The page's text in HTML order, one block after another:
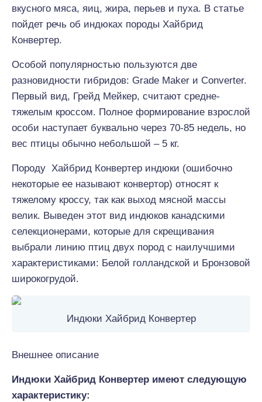
вкусного мяса, яиц, жира, перьев и пуха. В статье
пойдет речь об индюках породы Хайбрид
Конвертер.
Особой популярностью пользуются две
разновидности гибридов: Grade Maker и Converter.
Первый вид, Грейд Мейкер, считают средне-
тяжелым кроссом. Полное формирование взрослой
особи наступает буквально через 70-85 недель, но
вес птицы обычно небольшой – 5 кг.
Породу Хайбрид Конвертер индюки (ошибочно
некоторые ее называют конвертор) относят к
тяжелому кроссу, так как выход мясной массы
велик. Выведен этот вид индюков канадскими
селекционерами, которые для скрещивания
выбрали линию птиц двух пород с наилучшими
характеристиками: Белой голландской и Бронзовой
широкогрудой.
Индюки Хайбрид Конвертер
Внешнее описание
Индюки Хайбрид Конвертер имеют следующую
характеристику: